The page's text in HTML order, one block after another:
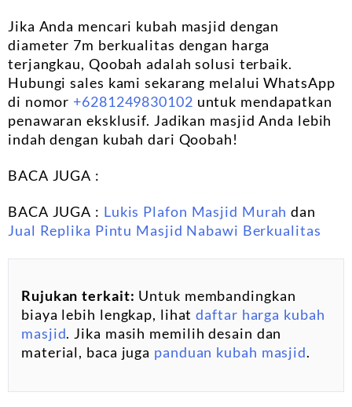
Jika Anda mencari kubah masjid dengan
diameter 7m berkualitas dengan harga
terjangkau, Qoobah adalah solusi terbaik.
Hubungi sales kami sekarang melalui WhatsApp
di nomor +6281249830102 untuk mendapatkan
penawaran eksklusif. Jadikan masjid Anda lebih
indah dengan kubah dari Qoobah!
BACA JUGA :
BACA JUGA : Lukis Plafon Masjid Murah dan
Jual Replika Pintu Masjid Nabawi Berkualitas
Rujukan terkait: Untuk membandingkan
biaya lebih lengkap, lihatdaftar harga kubah
masjid. Jika masih memilih desain dan
material, baca juga panduan kubah masjid.